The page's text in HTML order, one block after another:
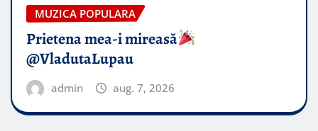
MUZICA POPULARA
Prietena mea-i mireasă​
@VladutaLupau
admin aug. 7, 2026